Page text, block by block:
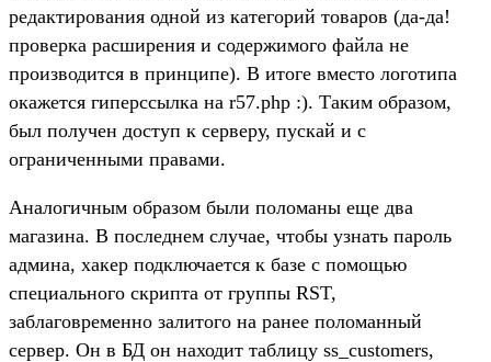
редактирования одной из категорий товаров (да-да!
проверка расширения и содержимого файла не
производится в принципе). В итоге вместо логотипа
окажется гиперссылка на r57.php :). Таким образом,
был получен доступ к серверу, пускай и с
ограниченными правами.
Аналогичным образом были поломаны еще два
магазина. В последнем случае, чтобы узнать пароль
админа, хакер подключается к базе с помощью
специального скрипта от группы RST,
заблаговременно залитого на ранее поломанный
сервер. Он в БД он находит таблицу ss_customers,